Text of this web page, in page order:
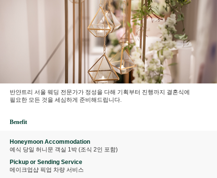
반얀트리 서울 웨딩 전문가가 정성을 다해 기획부터 진행까지 결혼식에
필요한 모든 것을 세심하게 준비해드립니다.
Benefit
Honeymoon Accommodation
예식 당일 허니문 객실 1박 (조식 2인 포함)
Pickup or Sending Service
메이크업샵 픽업 차량 서비스